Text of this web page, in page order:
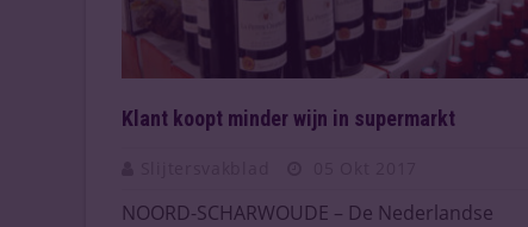
Klant koopt minder wijn in supermarkt
NOORD-SCHARWOUDE – De Nederlandse